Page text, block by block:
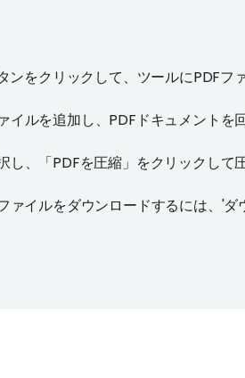
ンをクリックして、ツールにPDFフ
イルを追加し、PDFドキュメントを
し、「PDFを圧縮」をクリックして
ァイルをダウンロードするには、'ダ